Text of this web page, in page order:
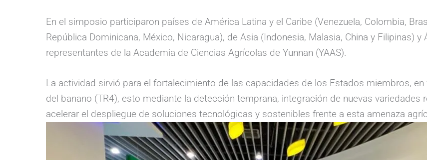
En el simposio participaron países de América Latina y el Caribe (Venezuela, Colombia,
República Dominicana, México, Nicaragua), de Asia (Indonesia, Malasia, China y Filipinas)
representantes de la Academia de Ciencias Agrícolas de Yunnan (YAAS).
La actividad sirvió para el fortalecimiento de las capacidades de los Estados miembros,
del banano (TR4), esto mediante la detección temprana, integración de nuevas
acelerar el despliegue de soluciones tecnológicas y sostenibles frente a esta amenaza